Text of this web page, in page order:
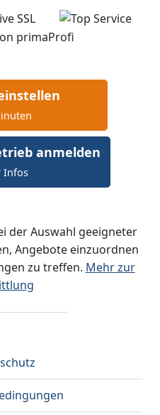
anmelden
Infos
der Auswahl geeigneter
Angebote einzuordnen
zu treffen. Mehr zur